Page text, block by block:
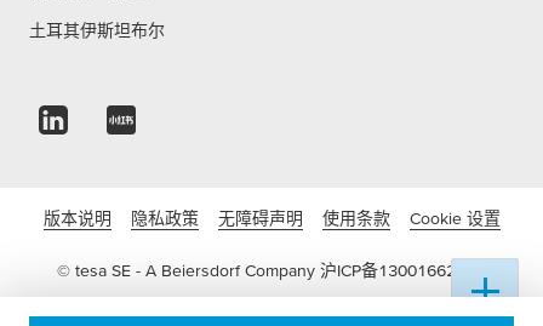
土耳其伊斯坦布尔
版本说明 隐私政策 无障碍声明 使用条款 Cookie 设置
© tesa SE - A Beiersdorf Company 沪ICP备13001662号-3
沪公网安备 31011502016822号